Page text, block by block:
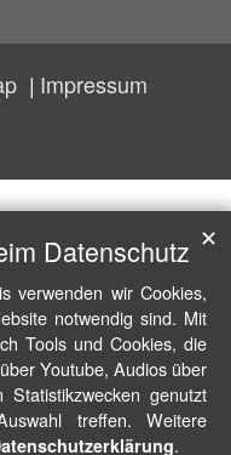
Impressum
Datenschutz
verwenden wir Cookies,
notwendig sind. Mit
Tools und Cookies, die
Youtube, Audios über
genutzt
treffen. Weitere
.
✕